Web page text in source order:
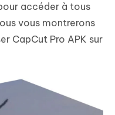
accéder à tous
vous montrerons
CapCut Pro APK sur